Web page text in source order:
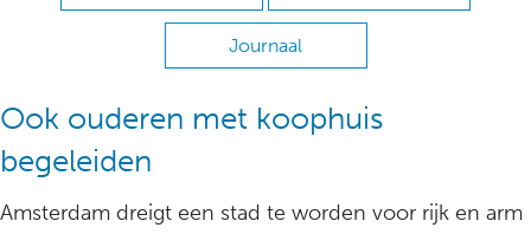
Journaal
Ook ouderen met koophuis
begeleiden
Amsterdam dreigt een stad te worden voor rijk en arm